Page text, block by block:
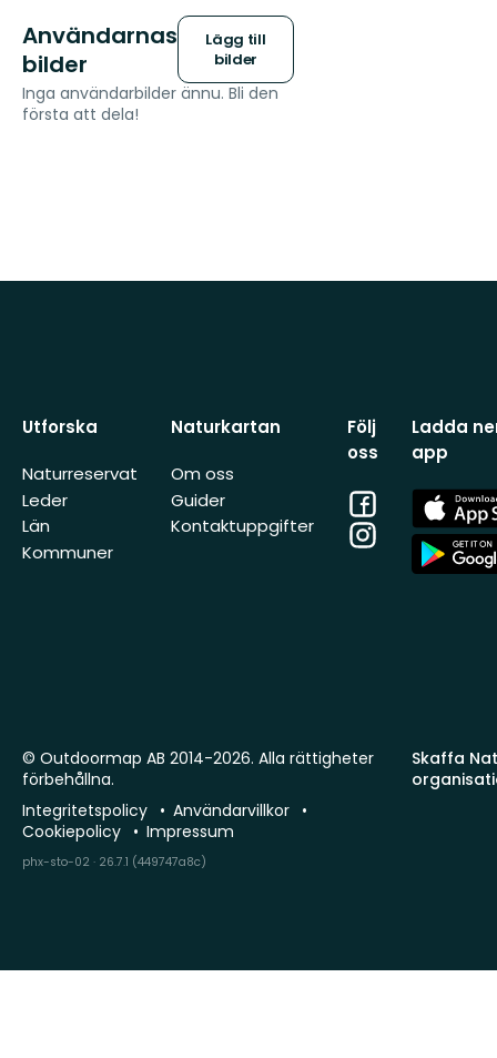
Användarnas
bilder
Lägg till
bilder
Inga användarbilder ännu. Bli den
första att dela!
Utforska
Naturreservat
Leder
Län
Kommuner
Naturkartan
Om oss
Guider
Kontaktuppgifter
Följ
oss
Facebook
Instagram
Ladda
app
App
Store
App
Store
Skaffa
© Outdoormap AB 2014-2026. Alla rättigheter
förbehållna.
Integritetspolicy
Användarvillkor
Cookiepolicy
Impressum
phx-sto-02 · 26.7.1 (449747a8c)